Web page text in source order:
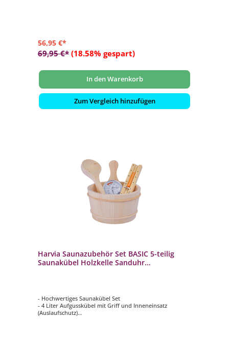
56,95 €*
69,95 €* (18.58% gespart)
In den Warenkorb
Zum Vergleich hinzufügen
Harvia Saunazubehör Set BASIC 5-teilig
Saunakübel Holzkelle Sanduhr
- Hochwertiges Saunakübel Set
- 4 Liter Aufgusskübel mit Griff und Inneneinsatz
(Auslaufschutz)